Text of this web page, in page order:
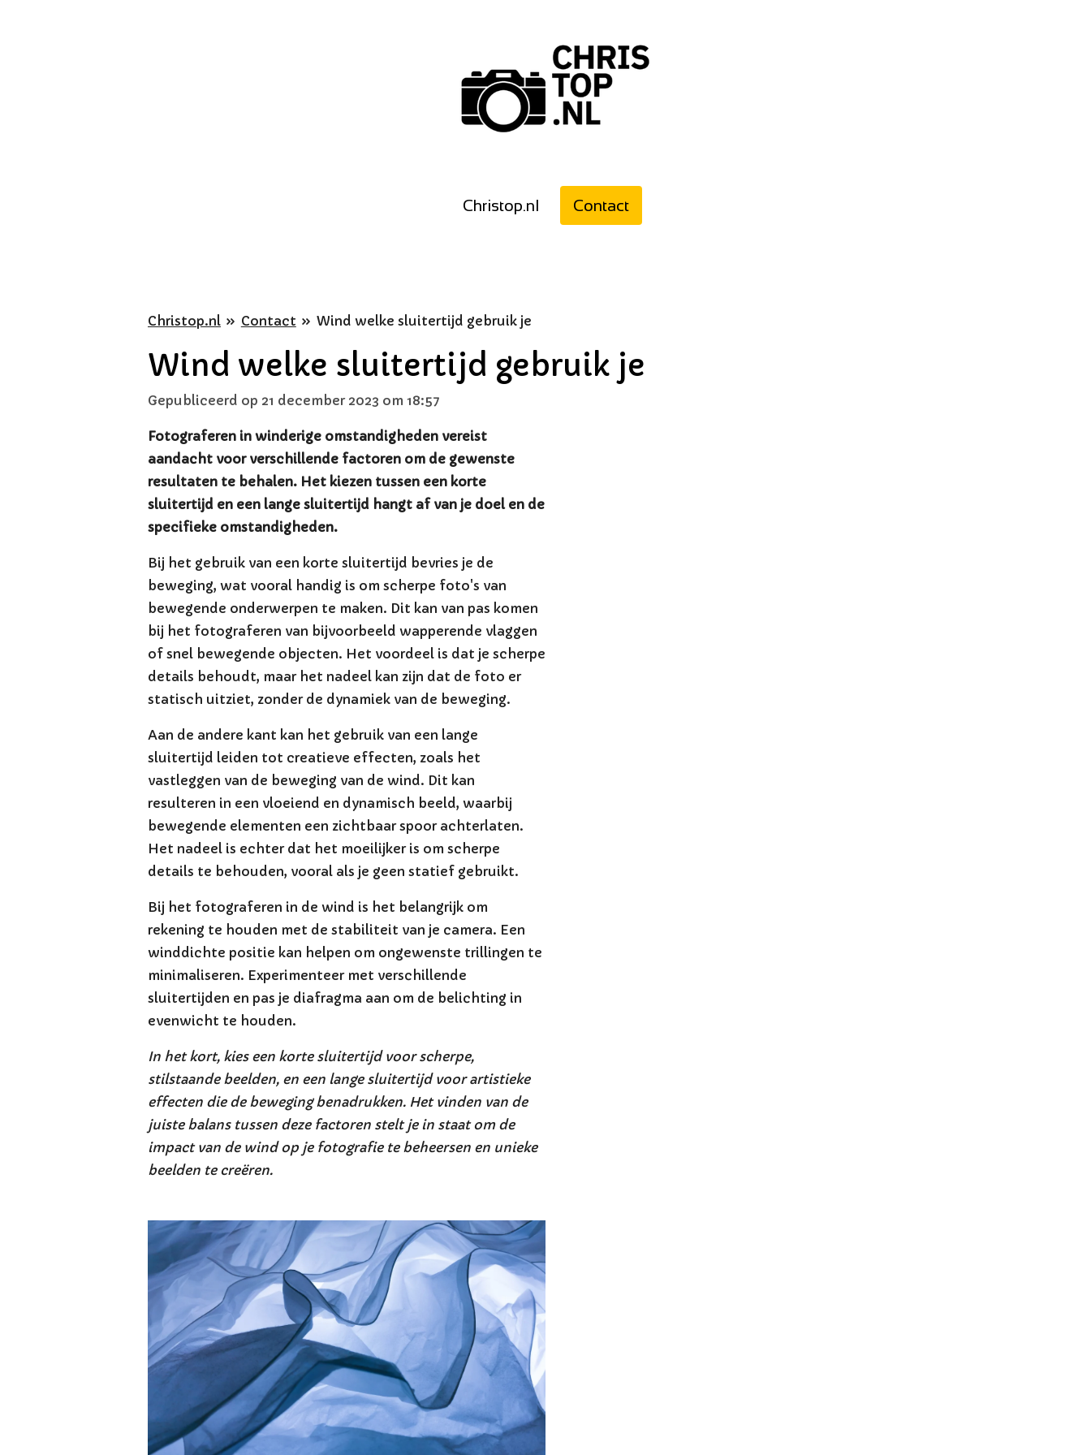
Christop.nl Contact
Christop.nl » Contact » Wind welke sluitertijd gebruik je
Wind welke sluitertijd gebruik je
Gepubliceerd op 21 december 2023 om 18:57
Fotograferen in winderige omstandigheden vereist
aandacht voor verschillende factoren om de gewenste
resultaten te behalen. Het kiezen tussen een korte
sluitertijd en een lange sluitertijd hangt af van je doel en de
specifieke omstandigheden.
Bij het gebruik van een korte sluitertijd bevries je de
beweging, wat vooral handig is om scherpe foto's van
bewegende onderwerpen te maken. Dit kan van pas komen
bij het fotograferen van bijvoorbeeld wapperende vlaggen
of snel bewegende objecten. Het voordeel is dat je scherpe
details behoudt, maar het nadeel kan zijn dat de foto er
statisch uitziet, zonder de dynamiek van de beweging.
Aan de andere kant kan het gebruik van een lange
sluitertijd leiden tot creatieve effecten, zoals het
vastleggen van de beweging van de wind. Dit kan
resulteren in een vloeiend en dynamisch beeld, waarbij
bewegende elementen een zichtbaar spoor achterlaten.
Het nadeel is echter dat het moeilijker is om scherpe
details te behouden, vooral als je geen statief gebruikt.
Bij het fotograferen in de wind is het belangrijk om
rekening te houden met de stabiliteit van je camera. Een
winddichte positie kan helpen om ongewenste trillingen te
minimaliseren. Experimenteer met verschillende
sluitertijden en pas je diafragma aan om de belichting in
evenwicht te houden.
In het kort, kies een korte sluitertijd voor scherpe,
stilstaande beelden, en een lange sluitertijd voor artistieke
effecten die de beweging benadrukken. Het vinden van de
juiste balans tussen deze factoren stelt je in staat om de
impact van de wind op je fotografie te beheersen en unieke
beelden te creëren.